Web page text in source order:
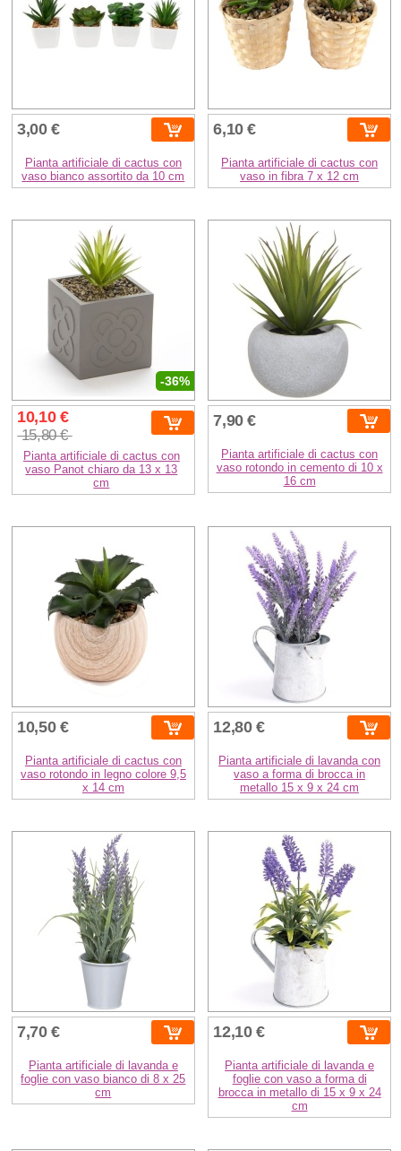
3,00 €
Pianta artificiale di cactus con
vaso bianco assortito da 10 cm
6,10 €
Pianta artificiale di cactus con
vaso in fibra 7 x 12 cm
-36%
10,10 €
15,80 €
Pianta artificiale di cactus con
vaso Panot chiaro da 13 x 13
cm
7,90 €
Pianta artificiale di cactus con
vaso rotondo in cemento di 10 x
16 cm
10,50 €
Pianta artificiale di cactus con
vaso rotondo in legno colore 9,5
x 14 cm
12,80 €
Pianta artificiale di lavanda con
vaso a forma di brocca in
metallo 15 x 9 x 24 cm
7,70 €
Pianta artificiale di lavanda e
foglie con vaso bianco di 8 x 25
cm
12,10 €
Pianta artificiale di lavanda e
foglie con vaso a forma di
brocca in metallo di 15 x 9 x 24
cm